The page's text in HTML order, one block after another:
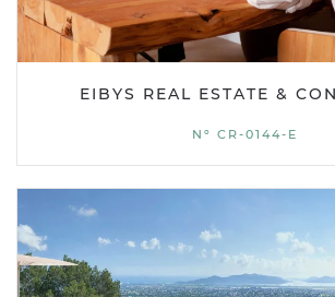
EIBYS REAL ESTATE &
Nº CR-0144-E